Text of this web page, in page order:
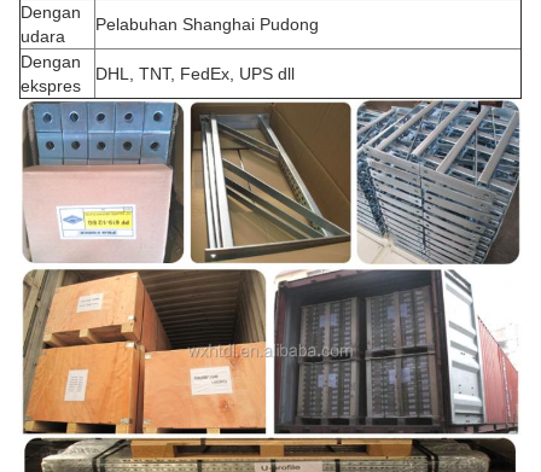
Dengan
udara
Pelabuhan Shanghai Pudong
Dengan
ekspres
DHL, TNT, FedEx, UPS dll